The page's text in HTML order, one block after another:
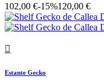
102,00 €-15%120,00 €

Estante Gecko